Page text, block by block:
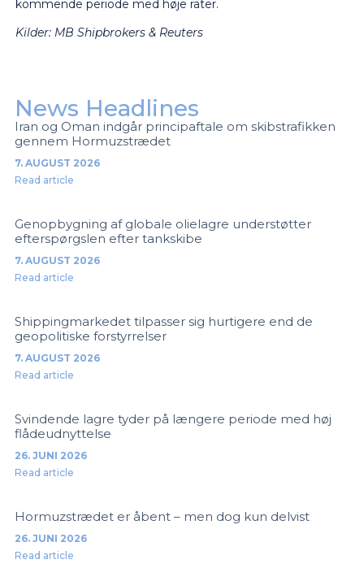
kommende periode med høje rater.
Kilder: MB Shipbrokers & Reuters
News Headlines
Iran og Oman indgår principaftale om skibstrafikken
gennem Hormuzstrædet
7. AUGUST 2026
Read article
Genopbygning af globale olielagre understøtter
efterspørgslen efter tankskibe
7. AUGUST 2026
Read article
Shippingmarkedet tilpasser sig hurtigere end de
geopolitiske forstyrrelser
7. AUGUST 2026
Read article
Svindende lagre tyder på længere periode med høj
flådeudnyttelse
26. JUNI 2026
Read article
Hormuzstrædet er åbent – men dog kun delvist
26. JUNI 2026
Read article